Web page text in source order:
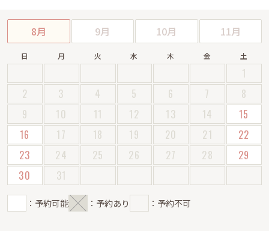
8月 9月 10月 11月
日 月 火 水 木 金 土
1
2
3 4 5 6 7
8
9
10 11 12 13 14
15
16
17 18 19 20 21
22
23
24 25 26 27 28
29
30
31
：予約可能 ：予約あり ：予約不可